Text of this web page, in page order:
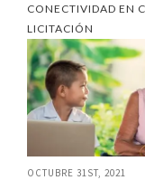
CONECTIVIDAD EN
LICITACIÓN
OCTUBRE 31ST, 2021